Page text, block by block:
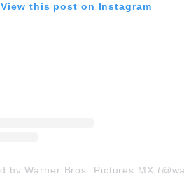
View this post on Instagram